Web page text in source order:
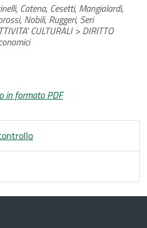
Catena, Cesetti, Mangialardi,
Nobili, Ruggeri, Seri
CULTURALI > DIRITTO
in formato PDF